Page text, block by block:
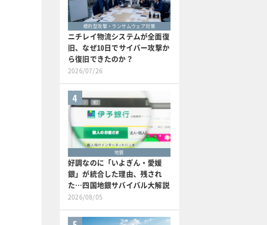
標的型攻撃・ランサムウェア対策
ニチレイ物流システムが全面復
旧、なぜ10日でサイバー攻撃か
ら復旧できたのか？
2026/07/26
4
地銀
好調なのに「いよぎん・愛媛
銀」が統合した理由、残され
た…四国地銀サバイバル大解説
2026/08/05